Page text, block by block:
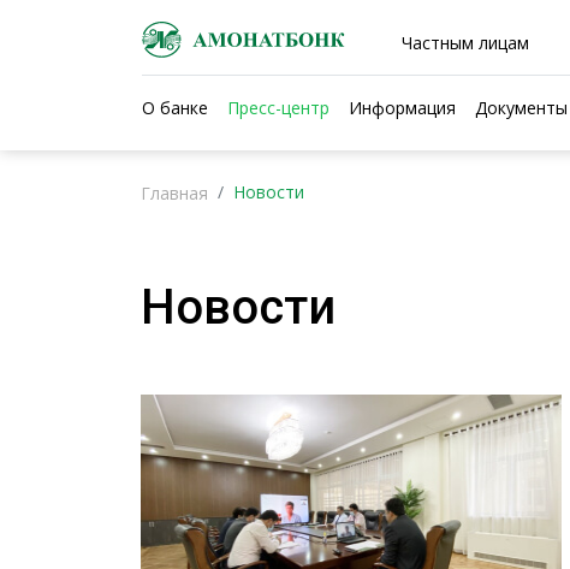
Частным лицам
О банке Пресс-центр Информация Документы
Главная Новости
Новости